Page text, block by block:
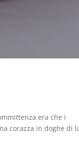
era che i
corazza in doghe di